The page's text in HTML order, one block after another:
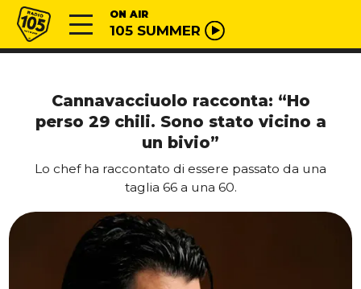
Vai al contenuto
Radio 105 ON AIR
105 SUMMER
Cannavacciuolo racconta: “Ho
perso 29 chili. Sono stato vicino a
un bivio”
Lo chef ha raccontato di essere passato da una
taglia 66 a una 60.